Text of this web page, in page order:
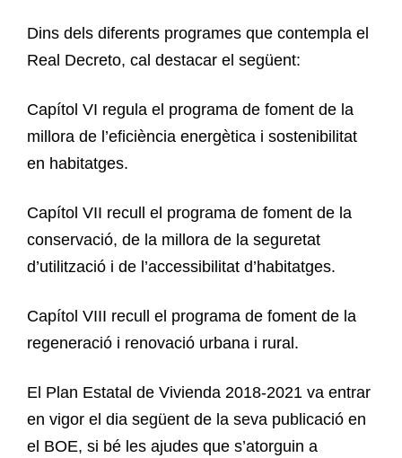
Dins dels diferents programes que contempla el
Real Decreto, cal destacar el següent:
Capítol VI regula el programa de foment de la
millora de l’eficiència energètica i sostenibilitat
en habitatges.
Capítol VII recull el programa de foment de la
conservació, de la millora de la seguretat
d’utilització i de l’accessibilitat d’habitatges.
Capítol VIII recull el programa de foment de la
regeneració i renovació urbana i rural.
El Plan Estatal de Vivienda 2018-2021 va entrar
en vigor el dia següent de la seva publicació en
el BOE, si bé les ajudes que s’atorguin a